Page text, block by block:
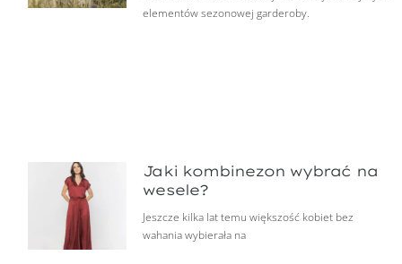
elementów sezonowej garderoby.
Jaki kombinezon wybrać na
wesele?
Jeszcze kilka lat temu większość kobiet bez
wahania wybierała na